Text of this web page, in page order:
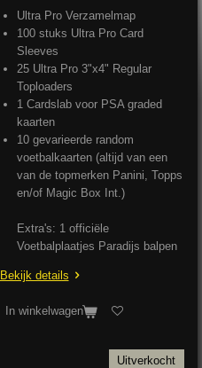
Ultra Pro Verzamelmap
100 stuks Ultra Pro Card
Sleeves
25 Ultra Pro 3"x4" Regular
Toploaders
1 Cardslab voor PSA graded
kaarten
10 gevarieerde random
voetbalkaarten (altijd van een
van de topmerken Panini, Topps
en/of Magic Box Int.)
Extra's: 1 officiële
Voetbalplaatjes Paradijs balpen
Bekijk details
In winkelwagen
Uitverkocht